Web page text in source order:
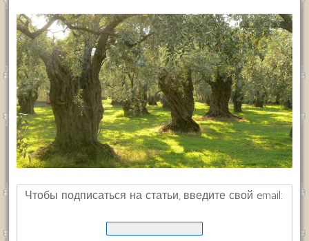
Чтобы подписаться на статьи, введите свой email: